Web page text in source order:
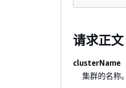
请求正文
clusterName
集群的名称。